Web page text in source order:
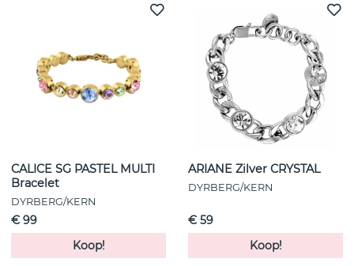
CALICE SG PASTEL MULTI
Bracelet
DYRBERG/KERN
€ 99
Koop!
ARIANE Zilver CRYSTAL
DYRBERG/KERN
€ 59
Koop!